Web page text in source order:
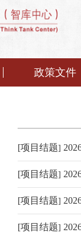
政策文件
[项目结题]
[项目结题]
[项目结题]
[项目结题]